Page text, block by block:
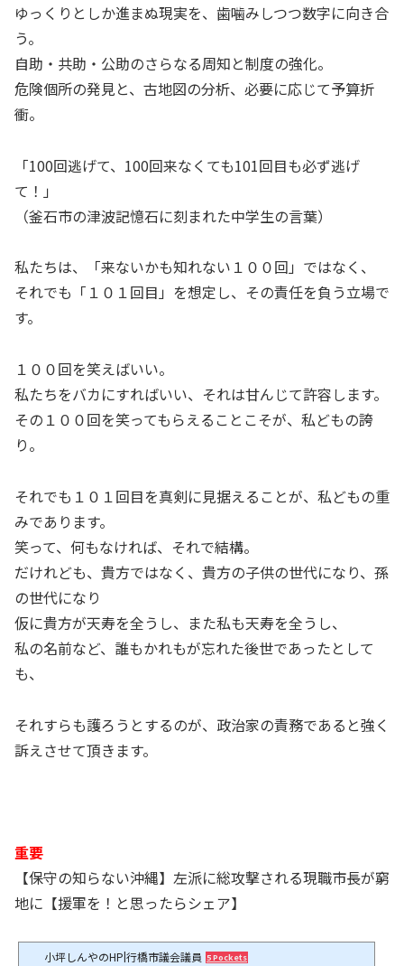
ゆっくりとしか進まぬ現実を、歯噛みしつつ数字に向き合
う。
自助・共助・公助のさらなる周知と制度の強化。
危険個所の発見と、古地図の分析、必要に応じて予算折
衝。
「100回逃げて、100回来なくても101回目も必ず逃げ
て！」
（釜石市の津波記憶石に刻まれた中学生の言葉）
私たちは、「来ないかも知れない１００回」ではなく、
それでも「１０１回目」を想定し、その責任を負う立場で
す。
１００回を笑えばいい。
私たちをバカにすればいい、それは甘んじて許容します。
その１００回を笑ってもらえることこそが、私どもの誇
り。
それでも１０１回目を真剣に見据えることが、私どもの重
みであります。
笑って、何もなければ、それで結構。
だけれども、貴方ではなく、貴方の子供の世代になり、孫
の世代になり
仮に貴方が天寿を全うし、また私も天寿を全うし、
私の名前など、誰もかれもが忘れた後世であったとして
も、
それすらも護ろうとするのが、政治家の責務であると強く
訴えさせて頂きます。
重要
【保守の知らない沖縄】左派に総攻撃される現職市長が窮
地に【援軍を！と思ったらシェア】
小坪しんやのHP|行橋市議会議員 5 Pockets